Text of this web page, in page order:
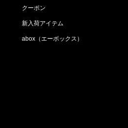
クーポン
新入荷アイテム
abox（エーボックス）